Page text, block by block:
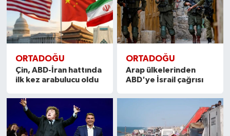
ORTADOĞU
Çin, ABD-İran hattında
ilk kez arabulucu oldu
ORTADOĞU
Arap ülkelerinden
ABD'ye İsrail çağrısı